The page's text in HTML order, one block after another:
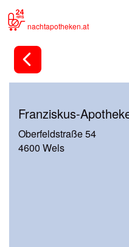
nachtapotheken.at
Franziskus-
Oberfeldstraße 54
4600 Wels